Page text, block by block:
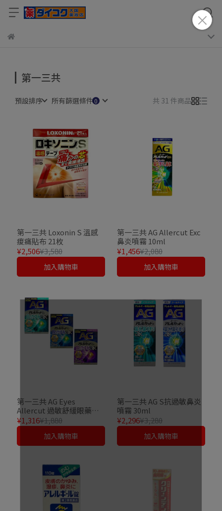
第一三共
預設排序 所有篩選條件 共 31 件商品
第一三共 Loxonin S 溫感
痠痛貼布 21枚
¥2,506¥3,580
加入購物車
第一三共 AG Allercut Exc
鼻炎噴霧 10ml
¥1,456¥2,080
加入購物車
第一三共 AG Eyes
Allercut 過敏舒緩眼藥水
13ml
¥1,316¥1,880
加入購物車
第一三共 AG S抗過敏鼻炎
噴霧 30ml
¥2,296¥3,280
加入購物車